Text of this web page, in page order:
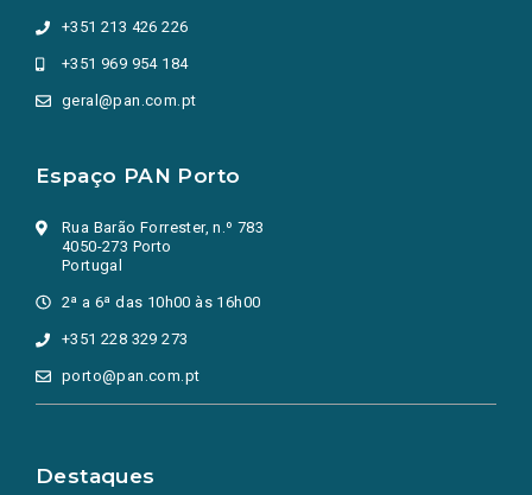
+351 213 426 226
+351 969 954 184
geral@pan.com.pt
Espaço PAN Porto
Rua Barão Forrester, n.º 783
4050-273 Porto
Portugal
2ª a 6ª das 10h00 às 16h00
+351 228 329 273
porto@pan.com.pt
Destaques